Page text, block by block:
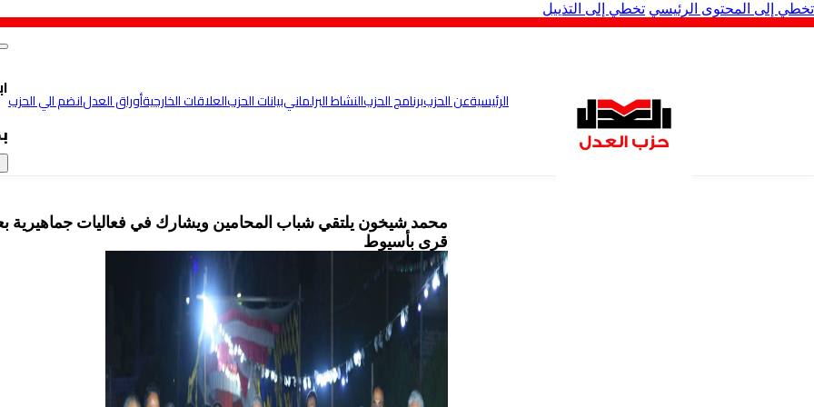
تخطي إلى المحتوى الرئيسي تخطي إلى التذييل
الرئيسيةعن الحزببرنامج الحزبالنشاط البرلمانيبيانات الحزبالعلاقات الخارجيةأوراق العدلانضم الي الحزب
محمد شيخون يلتقي شباب المحامين ويشارك في فعاليات جماهيرية
قرى بأسيوط